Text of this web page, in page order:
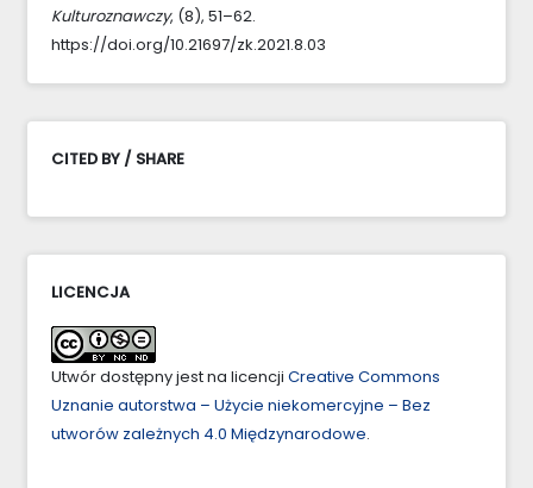
Kulturoznawczy, (8), 51–62.
https://doi.org/10.21697/zk.2021.8.03
CITED BY / SHARE
LICENCJA
Utwór dostępny jest na licencji Creative Commons
Uznanie autorstwa – Użycie niekomercyjne – Bez
utworów zależnych 4.0 Międzynarodowe.